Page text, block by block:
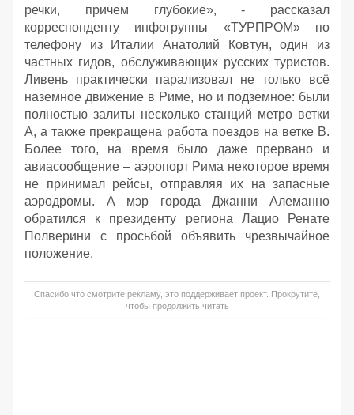
речки, причем глубокие», - рассказал
корреспонденту инфогруппы «ТУРПРОМ» по
телефону из Италии Анатолий Ковтун, один из
частных гидов, обслуживающих русских туристов.
Ливень практически парализовал не только всё
наземное движение в Риме, но и подземное: были
полностью залиты несколько станций метро ветки
А, а также прекращена работа поездов на ветке B.
Более того, на время было даже прервано и
авиасообщение – аэропорт Рима некоторое время
не принимал рейсы, отправляя их на запасные
аэродромы. А мэр города Джанни Алеманно
обратился к президенту региона Лацио Ренате
Полверини с просьбой объявить чрезвычайное
положение.
Спасибо что смотрите рекламу, это поддерживает проект. Прокрутите,
чтобы продолжить читать